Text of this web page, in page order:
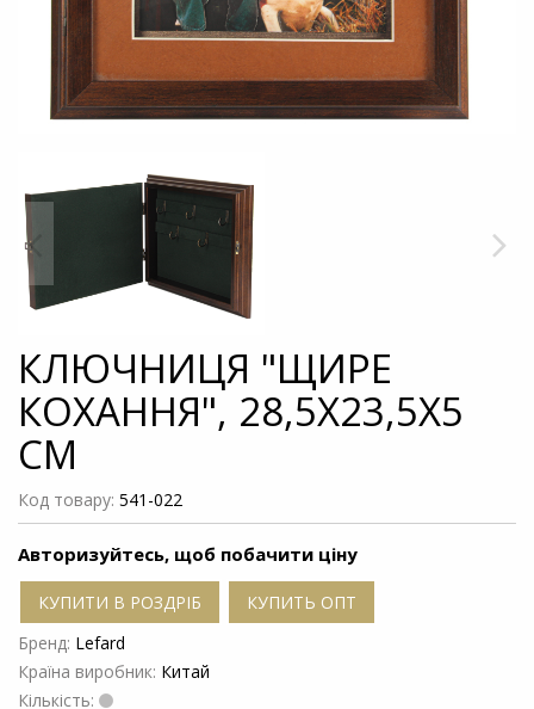
КЛЮЧНИЦЯ "ЩИРЕ
КОХАННЯ", 28,5Х23,5X5
СМ
Код товару: 541-022
Авторизуйтесь, щоб побачити ціну
КУПИТИ В РОЗДРІБ
КУПИТЬ ОПТ
Бренд: Lefard
Країна виробник: Китай
Кількість: